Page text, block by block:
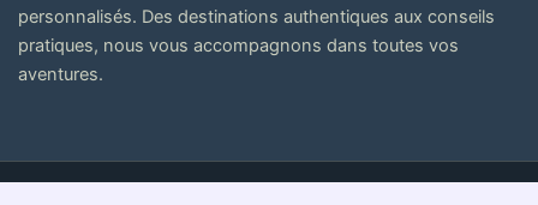
personnalisés. Des destinations authentiques aux conseils
pratiques, nous vous accompagnons dans toutes vos
aventures.